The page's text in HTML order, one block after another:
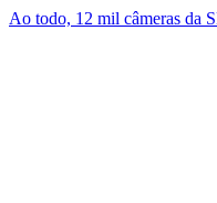
Ao todo, 12 mil câmeras da